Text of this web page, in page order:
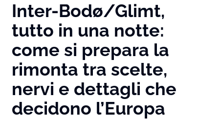
Inter-Bodø/Glimt,
tutto in una notte:
come si prepara la
rimonta tra scelte,
nervi e dettagli che
decidono l’Europa